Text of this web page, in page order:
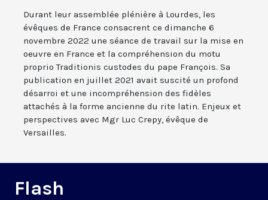
Durant leur assemblée plénière à Lourdes, les
évêques de France consacrent ce dimanche 6
novembre 2022 une séance de travail sur la mise en
oeuvre en France et la compréhension du motu
proprio Traditionis custodes du pape François. Sa
publication en juillet 2021 avait suscité un profond
désarroi et une incompréhension des fidèles
attachés à la forme ancienne du rite latin. Enjeux et
perspectives avec Mgr Luc Crepy, évêque de
Versailles.
Flash